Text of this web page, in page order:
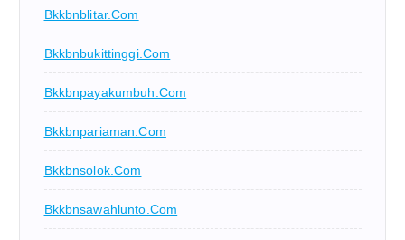
Bkkbnblitar.com
Bkkbnbukittinggi.com
Bkkbnpayakumbuh.com
Bkkbnpariaman.com
Bkkbnsolok.com
Bkkbnsawahlunto.com